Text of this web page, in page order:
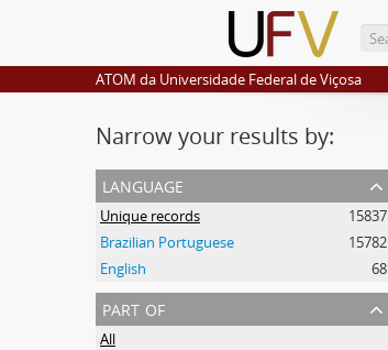
ATOM da Universidade Federal de Viçosa
Narrow your results by:
language
Unique records
15837
Brazilian Portuguese
15782
English
68
part of
All